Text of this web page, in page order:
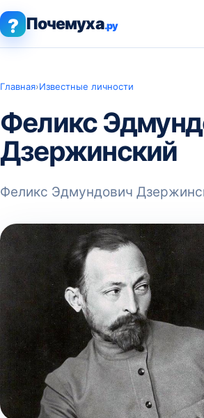
? Почемуха.ру
Главная›Известные личности
Феликс
Дзержинский
Феликс Эдмундович